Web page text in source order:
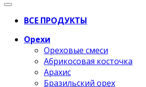
ВСЕ ПРОДУКТЫ
Орехи
Ореховые смеси
Абрикосовая косточка
Арахис
Бразильский орех